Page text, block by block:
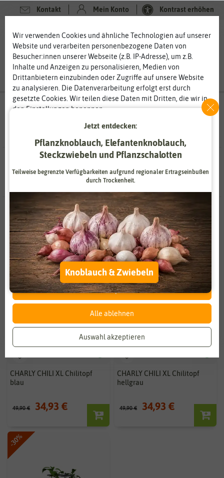
Kontakt Mein Konto Kontrast erhöhen
0 0
Suchergebnisse fürCharly Chili XL(3
3 Ergebnissegefunden
-30%
CHARLY CHILI XL Chilitopf
blau
49,90 € 34,93 €
-30%
CHARLY CHILI XL Chilitopf
hellgrau
49,90 € 34,93 €
-30%
Filter
Wir verwenden Cookies und ähnliche Technologien auf unserer
Website und verarbeiten personenbezogene Daten von
Besucher:innen unserer Webseite (z.B. IP-Adresse), um z.B.
Inhalte und Anzeigen zu personalisieren, Medien von
Drittanbietern einzubinden oder Zugriffe auf unsere Website
zu analysieren. Die Datenverarbeitung erfolgt erst durch
gesetzte Cookies. Wir teilen diese Daten mit Dritten, die wir in
den Einstellungen benennen.
eines berechtigten Interesses erfolgen. Die Zustimmung kann
erteilt oder abgelehnt werden. Es besteht das Recht, nicht
einzuwilligen und die Einwilligung zu einem späteren
Informationen zur Verwendung personenbezogener Daten und
den Diensten erklären wir in unsererDaten­schutz­erklärung
Essenziell Statistik
Zahlungsdienstleister Marketing
Externe Medien Funktional
Weitere Einstellungen
Alle akzeptieren
Alle ablehnen
Auswahl akzeptieren
Jetzt entdecken:
Pflanzknoblauch, Elefantenknoblauch,
Steckzwiebeln und Pflanzschalotten
Teilweise begrenzte Verfügbarkeiten aufgrund regionaler Ertragseinbußen
durch Trockenheit.
Knoblauch & Zwiebeln